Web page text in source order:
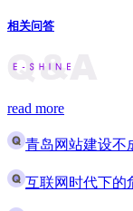
相关问答
read more
青岛网站建设不
互联网时代下的